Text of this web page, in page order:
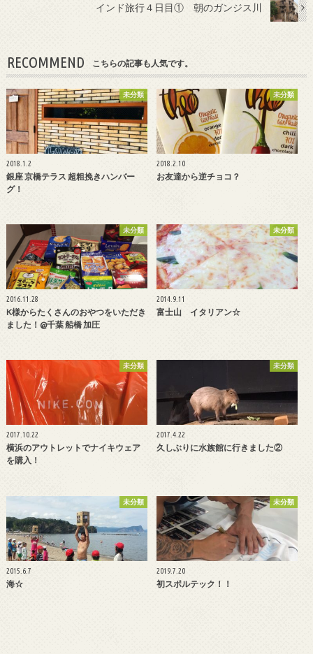
インド旅行４日目① 朝のガンジス川
RECOMMEND こちらの記事も人気です。
未分類
2018.1.2
銀座 京橋テラス 超粗挽きハンバー
グ！
未分類
2018.2.10
お友達から逆チョコ？
未分類
2016.11.28
K様からたくさんのおやつをいただき
ました！@千葉 船橋 加圧
未分類
2014.9.11
富士山 イタリアン☆
未分類
2017.10.22
横浜のアウトレットでナイキウェア
を購入！
未分類
2017.4.22
久しぶりに水族館に行きました②
未分類
2015.6.7
海☆
未分類
2019.7.20
初スポルテック！！